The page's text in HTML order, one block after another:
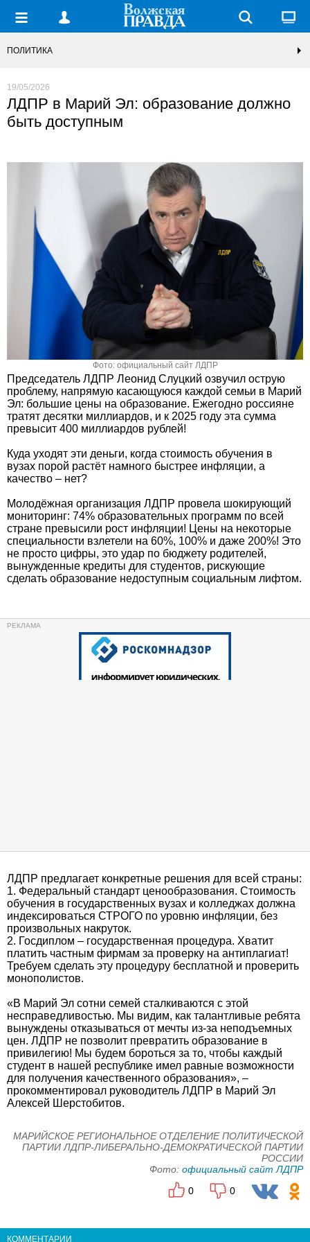
ПОЛИТИКА
19/05/2026
ЛДПР в Марий Эл: образование должно
быть доступным
Фото: официальный сайт ЛДПР
Председатель ЛДПР Леонид Слуцкий озвучил острую
проблему, напрямую касающуюся каждой семьи в Марий
Эл: большие цены на образование. Ежегодно россияне
тратят десятки миллиардов, и к 2025 году эта сумма
превысит 400 миллиардов рублей!
Куда уходят эти деньги, когда стоимость обучения в
вузах порой растёт намного быстрее инфляции, а
качество – нет?
Молодёжная организация ЛДПР провела шокирующий
мониторинг: 74% образовательных программ по всей
стране превысили рост инфляции! Цены на некоторые
специальности взлетели на 60%, 100% и даже 200%! Это
не просто цифры, это удар по бюджету родителей,
вынужденные кредиты для студентов, рискующие
сделать образование недоступным социальным лифтом.
ЛДПР предлагает конкретные решения для всей страны:
1. Федеральный стандарт ценообразования. Стоимость
обучения в государственных вузах и колледжах должна
индексироваться СТРОГО по уровню инфляции, без
произвольных накруток.
2. Госдиплом – государственная процедура. Хватит
платить частным фирмам за проверку на антиплагиат!
Требуем сделать эту процедуру бесплатной и проверить
монополистов.
«В Марий Эл сотни семей сталкиваются с этой
несправедливостью. Мы видим, как талантливые ребята
вынуждены отказываться от мечты из-за неподъемных
цен. ЛДПР не позволит превратить образование в
привилегию! Мы будем бороться за то, чтобы каждый
студент в нашей республике имел равные возможности
для получения качественного образования», –
прокомментировал руководитель ЛДПР в Марий Эл
Алексей Шерстобитов.
МАРИЙСКОЕ РЕГИОНАЛЬНОЕ ОТДЕЛЕНИЕ ПОЛИТИЧЕСКОЙ
ПАРТИИ ЛДПР-ЛИБЕРАЛЬНО-ДЕМОКРАТИЧЕСКОЙ ПАРТИИ
РОССИИ
Фото: официальный сайт ЛДПР
0
0
КОММЕНТАРИИ